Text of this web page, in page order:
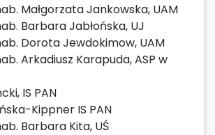
Małgorzata Jankowska, UAM
Barbara Jabłońska, UJ
Dorota Jewdokimow, UAM
Arkadiusz Karapuda, ASP w
IS PAN
Kippner IS PAN
Barbara Kita, UŚ